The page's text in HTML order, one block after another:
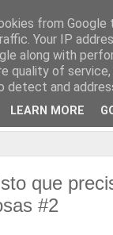
que
#2
from
Your IP
along with
quality of service,
detect and
LEARN MORE